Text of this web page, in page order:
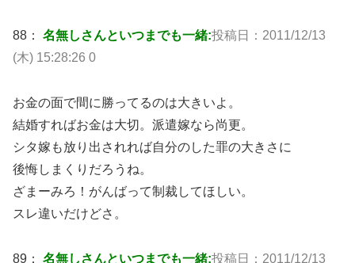
88： 名無しさんといつまでも一緒:投稿日：2011/12/13
(木) 15:28:26 0
お金の面で間に勝ってるのは大きいよ。
結婚すればお金は大切。派遣嫁なら尚更。
シタ嫁も放り出されれば自分のした罪の大きさに
後悔しまくりだろうね。
ざまーみろ！がんばって制裁してほしい。
スレ違いだけどさ。
89： 名無しさんといつまでも一緒:投稿日：2011/12/13